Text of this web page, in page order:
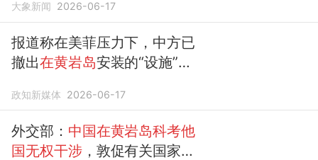
大象新闻 2026-06-17
报道称在美菲压力下，中方已
撤出在黄岩岛安装的“设施”，
科考作业，中国在黄岩岛开展
任何活动， 他国无权干涉
政知新媒体 2026-06-17
外交部： 中国在黄岩岛科考他
国无权干涉，敦促有关国家停